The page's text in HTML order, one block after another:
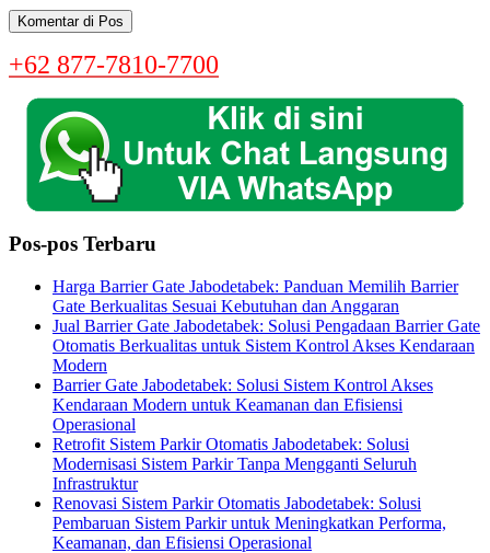
+62 877-7810-7700
Pos-pos Terbaru
Harga Barrier Gate Jabodetabek: Panduan Memilih Barrier
Gate Berkualitas Sesuai Kebutuhan dan Anggaran
Jual Barrier Gate Jabodetabek: Solusi Pengadaan Barrier Gate
Otomatis Berkualitas untuk Sistem Kontrol Akses Kendaraan
Modern
Barrier Gate Jabodetabek: Solusi Sistem Kontrol Akses
Kendaraan Modern untuk Keamanan dan Efisiensi
Operasional
Retrofit Sistem Parkir Otomatis Jabodetabek: Solusi
Modernisasi Sistem Parkir Tanpa Mengganti Seluruh
Infrastruktur
Renovasi Sistem Parkir Otomatis Jabodetabek: Solusi
Pembaruan Sistem Parkir untuk Meningkatkan Performa,
Keamanan, dan Efisiensi Operasional